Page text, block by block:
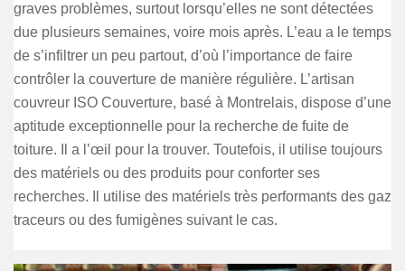
graves problèmes, surtout lorsqu’elles ne sont détectées
due plusieurs semaines, voire mois après. L’eau a le temps
de s’infiltrer un peu partout, d’où l’importance de faire
contrôler la couverture de manière régulière. L’artisan
couvreur ISO Couverture, basé à Montrelais, dispose d’une
aptitude exceptionnelle pour la recherche de fuite de
toiture. Il a l’œil pour la trouver. Toutefois, il utilise toujours
des matériels ou des produits pour conforter ses
recherches. Il utilise des matériels très performants des gaz
traceurs ou des fumigènes suivant le cas.